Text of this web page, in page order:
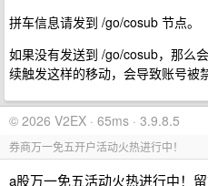
拼车信息请发到 /go/cosub 节点。
如果没有发送到 /go/cosub，那么
续触发这样的移动，会导致账号被
© 2026 V2EX · 65ms · 3.9.8.5
券商万一免五开户活动火热进行中！
a股万一免五活动火热进行中！留